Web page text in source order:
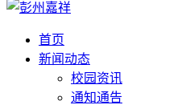
首页
新闻动态
校园资讯
通知通告